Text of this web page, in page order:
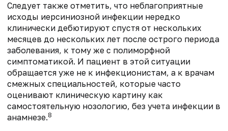
Следует также отметить, что неблагоприятные
исходы иерсиниозной инфекции нередко
клинически дебютируют спустя от нескольких
месяцев до нескольких лет после острого периода
заболевания, к тому же с полиморфной
симптоматикой. И пациент в этой ситуации
обращается уже не к инфекционистам, а к врачам
смежных специальностей, которые часто
оценивают клиническую картину как
самостоятельную нозологию, без учета инфекции в
анамнезе.8